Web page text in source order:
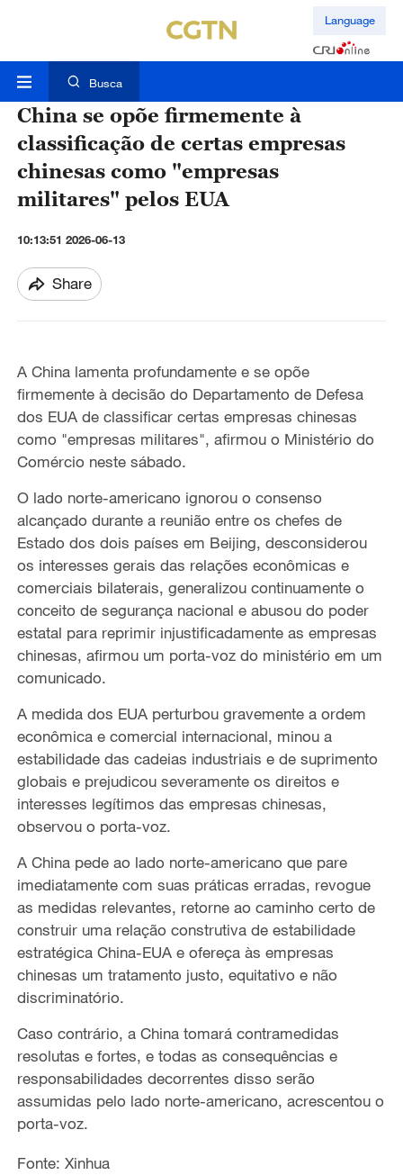
Language
Busca
China se opõe firmemente à
classificação de certas empresas
chinesas como "empresas
militares" pelos EUA
10:13:51 2026-06-13
Share
A China lamenta profundamente e se opõe
firmemente à decisão do Departamento de Defesa
dos EUA de classificar certas empresas chinesas
como "empresas militares", afirmou o Ministério do
Comércio neste sábado.
O lado norte-americano ignorou o consenso
alcançado durante a reunião entre os chefes de
Estado dos dois países em Beijing, desconsiderou
os interesses gerais das relações econômicas e
comerciais bilaterais, generalizou continuamente o
conceito de segurança nacional e abusou do poder
estatal para reprimir injustificadamente as empresas
chinesas, afirmou um porta-voz do ministério em um
comunicado.
A medida dos EUA perturbou gravemente a ordem
econômica e comercial internacional, minou a
estabilidade das cadeias industriais e de suprimento
globais e prejudicou severamente os direitos e
interesses legítimos das empresas chinesas,
observou o porta-voz.
A China pede ao lado norte-americano que pare
imediatamente com suas práticas erradas, revogue
as medidas relevantes, retorne ao caminho certo de
construir uma relação construtiva de estabilidade
estratégica China-EUA e ofereça às empresas
chinesas um tratamento justo, equitativo e não
discriminatório.
Caso contrário, a China tomará contramedidas
resolutas e fortes, e todas as consequências e
responsabilidades decorrentes disso serão
assumidas pelo lado norte-americano, acrescentou o
porta-voz.
Fonte: Xinhua